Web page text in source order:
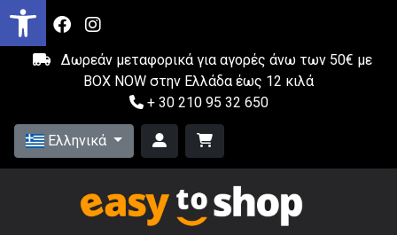
Δωρεάν μεταφορικά για αγορές άνω των 50€ με
BOX NOW στην Ελλάδα έως 12 κιλά
+ 30 210 95 32 650
Ελληνικά